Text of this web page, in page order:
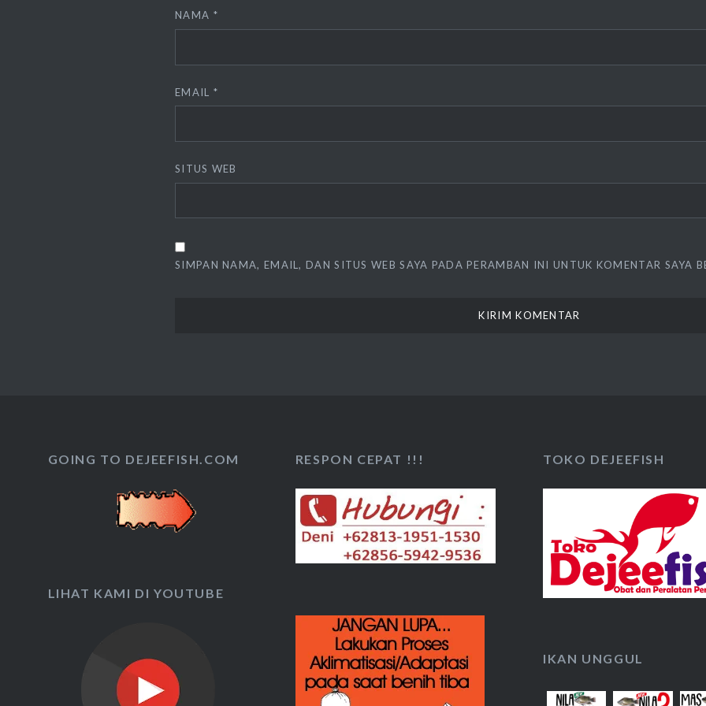
NAMA *
EMAIL *
SITUS WEB
SIMPAN NAMA, EMAIL, DAN SITUS WEB SAYA PADA PERAMBAN INI UNTUK KOMENTAR SAYA
GOING TO DEJEEFISH.COM RESPON CEPAT !!! TOKO DEJEEFISH
LIHAT KAMI DI YOUTUBE
IKAN UNGGUL